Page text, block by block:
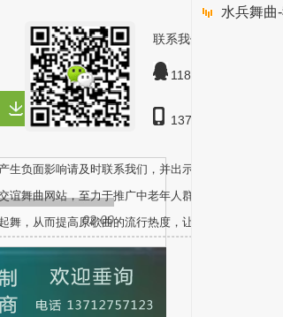
02:00
水兵舞曲
联系我们
1189628
137127-57123
负面影响请及时联系我们，并出示版权或相关文档
舞曲网站，至力于推广中老年人群体健身舞蹈音
，从而提高原歌曲的流行热度，让更多不同的人群